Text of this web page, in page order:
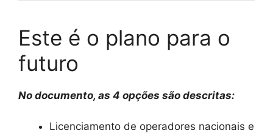
Este é o plano para o
futuro
No documento, as 4 opções são descritas:
Licenciamento de operadores nacionais e